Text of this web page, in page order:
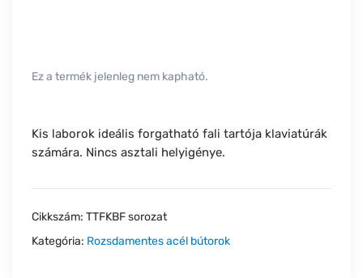
Ez a termék jelenleg nem kapható.
Kis laborok ideális forgatható fali tartója klaviatúrák
számára. Nincs asztali helyigénye.
Cikkszám: TTFKBF sorozat
Kategória: Rozsdamentes acél bútorok